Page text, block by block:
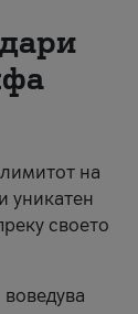
на
уникатен
своето